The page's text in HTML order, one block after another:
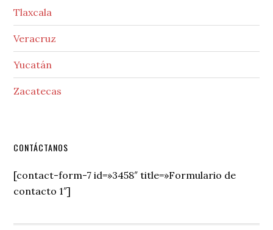
Tlaxcala
Veracruz
Yucatán
Zacatecas
Secondary
Sidebar
CONTÁCTANOS
[contact-form-7 id=»3458″ title=»Formulario de
contacto 1″]